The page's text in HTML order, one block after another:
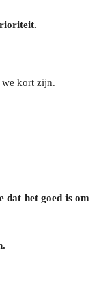
we kort zijn.
dat het goed is om